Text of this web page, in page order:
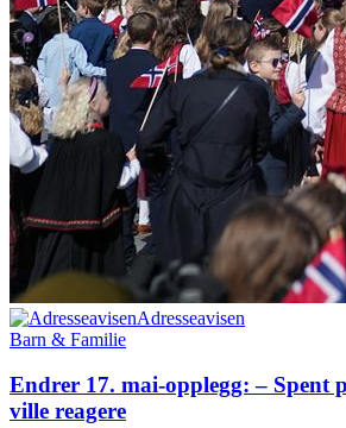
Adresseavisen
Barn & Familie
Endrer 17. mai-opplegg: – Spent
ville reagere